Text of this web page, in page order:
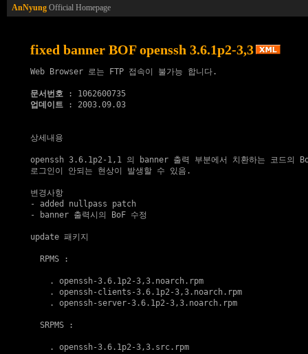
AnNyung Official Homepage
fixed banner BOF openssh 3.6.1p2-3,3
Web Browser 로는 FTP 접속이 불가능 합니다.
문서번호
업데이트 : 2003.09.03
상세내용
openssh 3.6.1p2-1,1 의 banner 출력 부분에서 치환하는 코드의
로그인이 안되는 현상이 발생할 수 있음.
변경사항
- added nullpass patch
- banner 출력시의 BoF 수정
update 패키지
  RPMS :
    .
openssh-3.6.1p2-3,3.noarch.rpm
    .
openssh-clients-3.6.1p2-3,3.noarch.rpm
    .
openssh-server-3.6.1p2-3,3.noarch.rpm
  SRPMS :
    .
openssh-3.6.1p2-3,3.src.rpm